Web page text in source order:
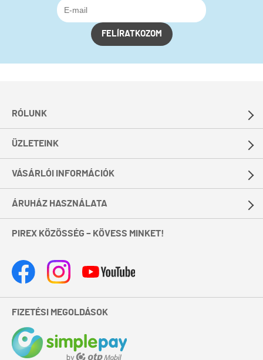
FELÍRATKOZOM
RÓLUNK
ÜZLETEINK
VÁSÁRLÓI INFORMÁCIÓK
ÁRUHÁZ HASZNÁLATA
PIREX KÖZÖSSÉG – KÖVESS MINKET!
FIZETÉSI MEGOLDÁSOK